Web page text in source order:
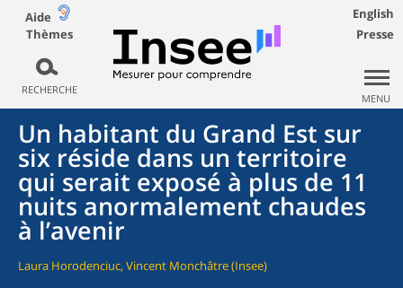
Aide
Thèmes
RECHERCHE
English
Presse
MENU
Un habitant du Grand Est sur
six réside dans un territoire
qui serait exposé à plus de 11
nuits anormalement chaudes
à l’avenir
Laura Horodenciuc, Vincent Monchâtre (Insee)